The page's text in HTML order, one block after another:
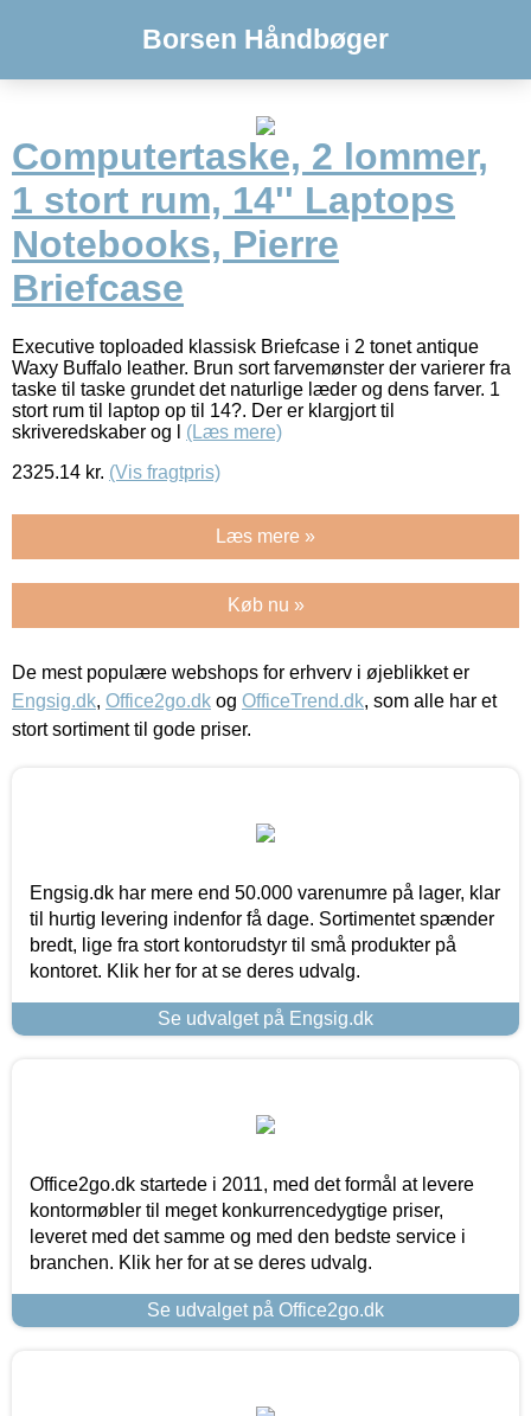
Borsen Håndbøger
Computertaske, 2 lommer,
1 stort rum, 14'' Laptops
Notebooks, Pierre
Briefcase
Executive toploaded klassisk Briefcase i 2 tonet antique
Waxy Buffalo leather. Brun sort farvemønster der varierer fra
taske til taske grundet det naturlige læder og dens farver. 1
stort rum til laptop op til 14?. Der er klargjort til
skriveredskaber og l (Læs mere)
2325.14 kr. (Vis fragtpris)
Læs mere »
Køb nu »
De mest populære webshops for erhverv i øjeblikket er
Engsig.dk, Office2go.dk og OfficeTrend.dk, som alle har et
stort sortiment til gode priser.
Engsig.dk har mere end 50.000 varenumre på lager, klar
til hurtig levering indenfor få dage. Sortimentet spænder
bredt, lige fra stort kontorudstyr til små produkter på
kontoret. Klik her for at se deres udvalg.
Se udvalget på Engsig.dk
Office2go.dk startede i 2011, med det formål at levere
kontormøbler til meget konkurrencedygtige priser,
leveret med det samme og med den bedste service i
branchen. Klik her for at se deres udvalg.
Se udvalget på Office2go.dk